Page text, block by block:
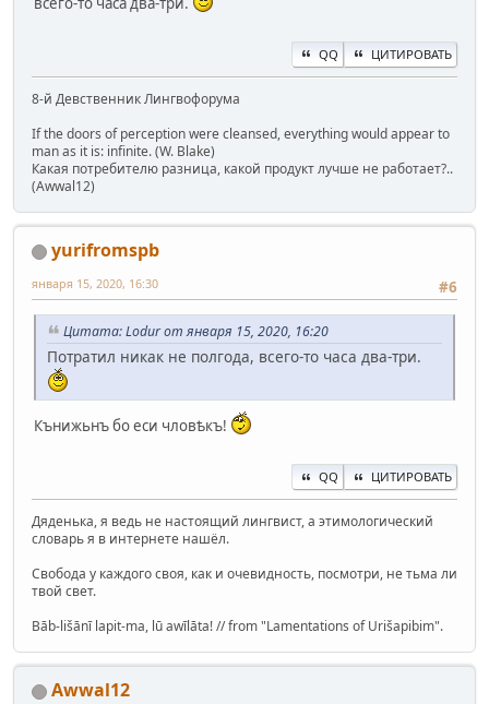
QQ ЦИТИРОВАТЬ
8-й Девственник Лингвофорума
If the doors of perception were cleansed, everything would appear to
man as it is: infinite. (W. Blake)
Какая потребителю разница, какой продукт лучше не работает?..
(Awwal12)
yurifromspb
#6
января 15, 2020, 16:30
Цитата: Lodur от января 15, 2020, 16:20
Потратил никак не полгода, всего-то часа два-три.
Кънижьнъ бо еси чловѣкъ!
QQ ЦИТИРОВАТЬ
Дяденька, я ведь не настоящий лингвист, а этимологический
словарь я в интернете нашёл.
Свобода у каждого своя, как и очевидность, посмотри, не тьма ли
твой свет.
Bāb-lišānī lapit-ma, lū awīlāta! // from "Lamentations of Urišapibim".
Awwal12